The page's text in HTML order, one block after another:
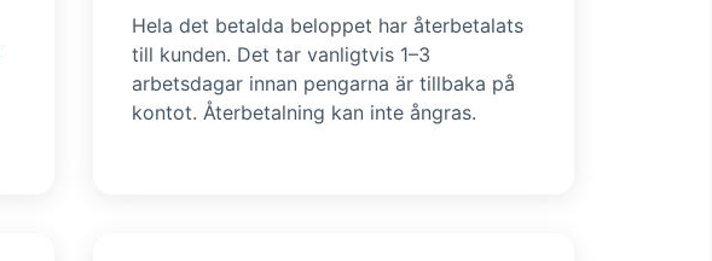
Hela det betalda beloppet har återbetalats
till kunden. Det tar vanligtvis 1–3
arbetsdagar innan pengarna är tillbaka på
kontot. Återbetalning kan inte ångras.